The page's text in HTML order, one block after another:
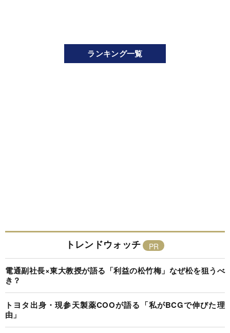
ランキング一覧
トレンドウォッチ
電通副社長×東大教授が語る「利益の松竹梅」なぜ松を狙うべ
き？
トヨタ出身・現参天製薬COOが語る「私がBCGで伸びた理
由」